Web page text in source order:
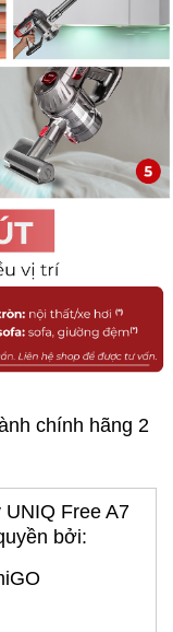
chính hãng 2
Free A7
bởi: